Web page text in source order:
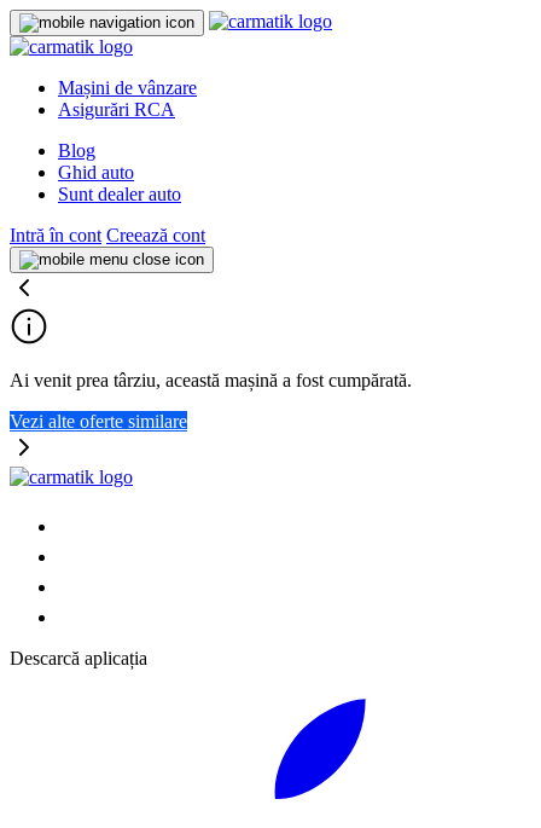
Mașini de vânzare
Asigurări RCA
Blog
Ghid auto
Sunt dealer auto
Intră în cont Creează cont
Ai venit prea târziu, această mașină a fost cumpărată.
Vezi alte oferte similare
Descarcă aplicația